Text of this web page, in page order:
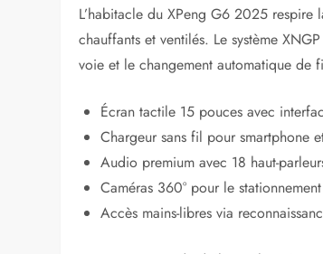
L’habitacle du XPeng G6 2025 respire
chauffants et ventilés. Le système
voie et le changement automatique de
Écran tactile 15 pouces avec
Chargeur sans fil pour smartphone
Audio premium avec 18 haut-
Caméras 360° pour le
Accès mains-libres via